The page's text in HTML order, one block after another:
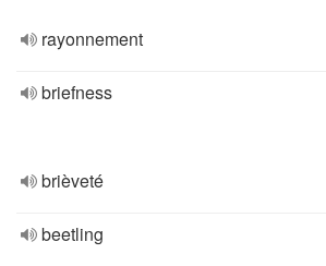
rayonnement
briefness
brièveté
beetling